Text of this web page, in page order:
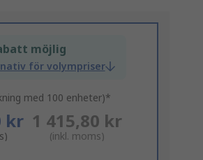
möjlig
för volympriser
med 100 enheter)*
kr 1 415,80 kr
(inkl. moms)